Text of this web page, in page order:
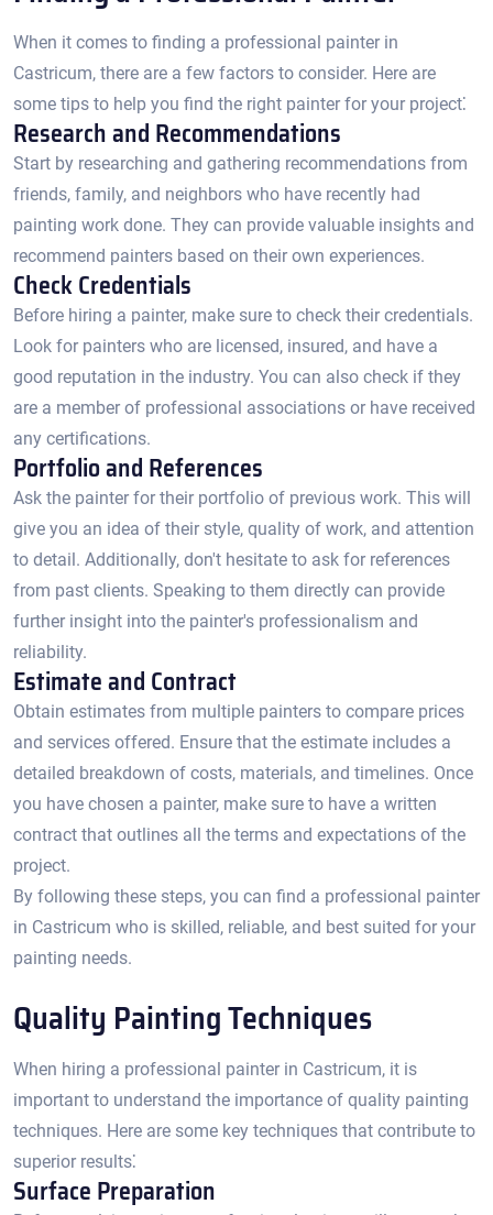
When it comes to finding a professional painter in
Castricum, there are a few factors to consider.​ Here are
some tips to help you find the right painter for your project⁚
Research and Recommendations
Start by researching and gathering recommendations from
friends, family, and neighbors who have recently had
painting work done. They can provide valuable insights and
recommend painters based on their own experiences.​
Check Credentials
Before hiring a painter, make sure to check their credentials.​
Look for painters who are licensed, insured, and have a
good reputation in the industry.​ You can also check if they
are a member of professional associations or have received
any certifications.​
Portfolio and References
Ask the painter for their portfolio of previous work.​ This will
give you an idea of their style, quality of work, and attention
to detail. Additionally, don't hesitate to ask for references
from past clients.​ Speaking to them directly can provide
further insight into the painter's professionalism and
reliability.​
Estimate and Contract
Obtain estimates from multiple painters to compare prices
and services offered.​ Ensure that the estimate includes a
detailed breakdown of costs, materials, and timelines.​ Once
you have chosen a painter, make sure to have a written
contract that outlines all the terms and expectations of the
project.
By following these steps, you can find a professional painter
in Castricum who is skilled, reliable, and best suited for your
painting needs.​
Quality Painting Techniques
When hiring a professional painter in Castricum, it is
important to understand the importance of quality painting
techniques.​ Here are some key techniques that contribute to
superior results⁚
Surface Preparation